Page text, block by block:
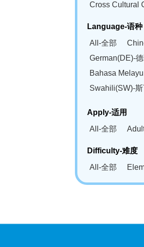
Cross Cultural
Language-语种
All-全部
German(DE)-
Bahasa
Swahili(SW)-
Apply-适用
All-全部
Difficulty-难度
All-全部